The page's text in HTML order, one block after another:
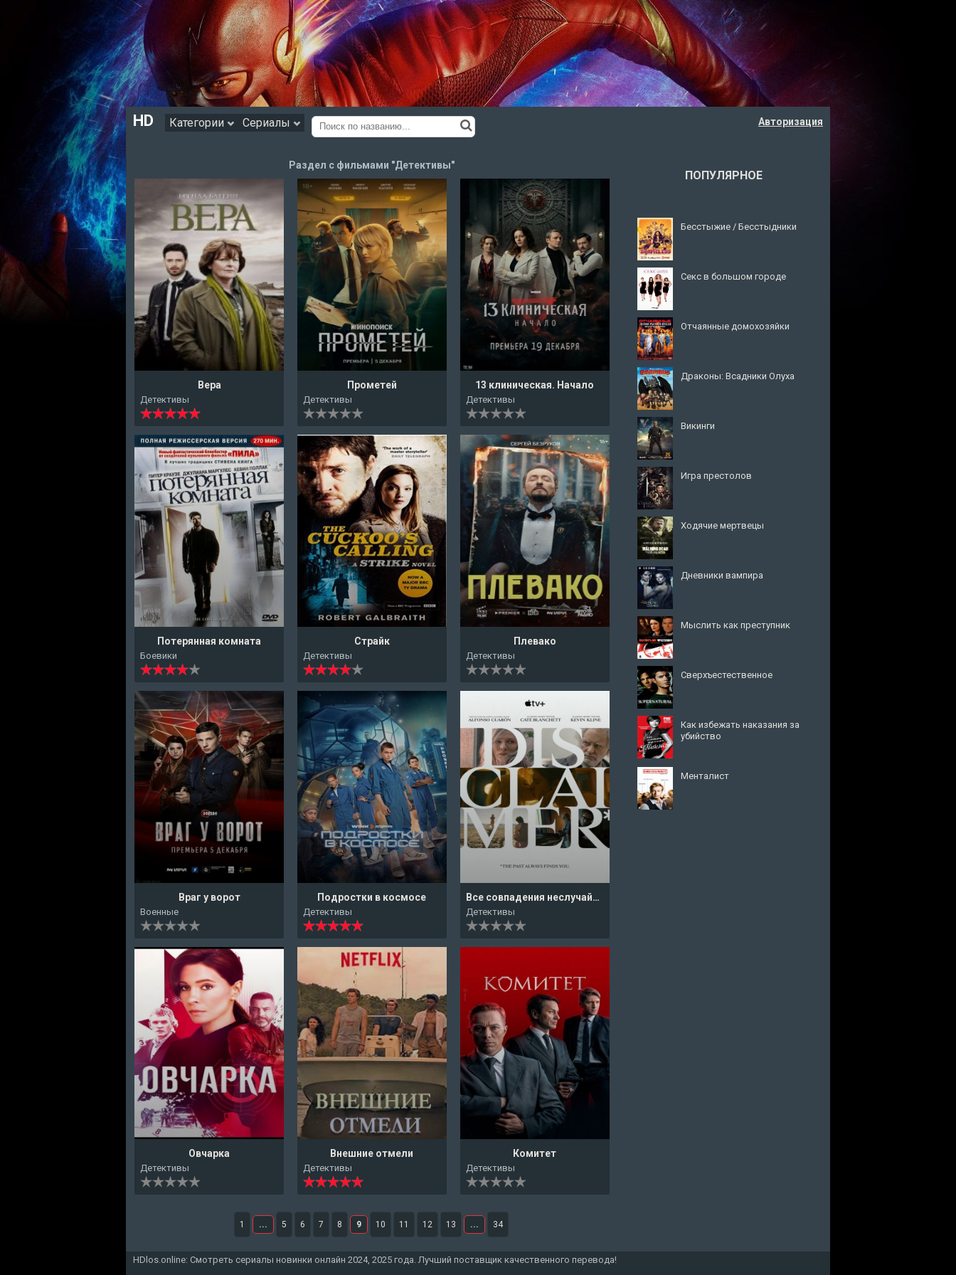
HD Категории Сериалы Авторизация
Раздел с фильмами "Детективы"
Вера
Детективы
Прометей
Детективы
13 клиническая. Начало
Детективы
Потерянная комната
Боевики
Страйк
Детективы
Плевако
Детективы
Враг у ворот
Военные
Подростки в космосе
Детективы
Все совпадения неслучайны
Детективы
Овчарка
Детективы
Внешние отмели
Детективы
Комитет
Детективы
1 ... 5 6 7 8 9 10 11 12 13 ... 34
ПОПУЛЯРНОЕ
Бесстыжие / Бесстыдники
Секс в большом городе
Отчаянные домохозяйки
Драконы: Всадники Олуха
Викинги
Игра престолов
Ходячие мертвецы
Дневники вампира
Мыслить как преступник
Сверхъестественное
Как избежать наказания за
убийство
Менталист
HDlos.online: Смотреть сериалы новинки онлайн 2024, 2025 года. Лучший поставщик качественного перевода!